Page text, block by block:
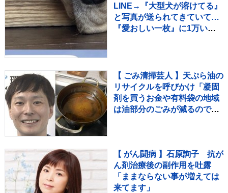
LINE→『大型犬が溶けてる』
と写真が送られてきていて…
『愛おしい一枚』に1万いい
【 ごみ清掃芸人 】天ぷら油の
リサイクルを呼びかけ「凝固
剤を買うお金や有料袋の地域
は油部分のごみが減るので、
【 がん闘病 】石原詢子 抗が
ん剤治療後の副作用を吐露
「ままならない事が増えては
来てます」